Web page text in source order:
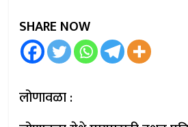
SHARE NOW
लोणावळा :